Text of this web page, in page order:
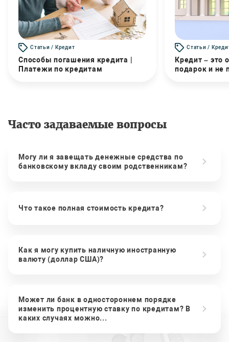
Статьи / Кредит
Способы погашения кредита |
Платежи по кредитам
Статьи /
Кредит – это
подарок и не
Часто задаваемые вопросы
Могу ли я завещать денежные средства по
банковскому вкладу своим родственникам?
Что такое полная стоимость кредита?
Как я могу купить наличную иностранную
валюту (доллар США)?
Может ли банк в одностороннем порядке
изменить процентную ставку по кредитам? В
каких случаях можно...